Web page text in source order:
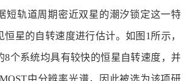
短轨道周期密近双星的潮汐锁定这一特
星的自转速度进行估计。如图1所示，
8个系统均具有较快的恒星自转速度，并